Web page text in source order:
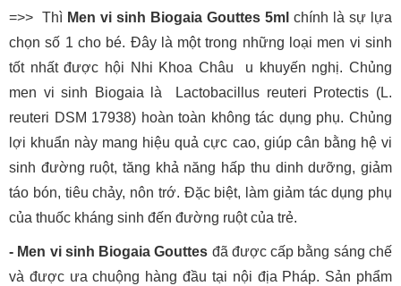
=>> Thì Men vi sinh Biogaia Gouttes 5ml chính là sự lựa
chọn số 1 cho bé. Đây là một trong những loại men vi sinh
tốt nhất được hội Nhi Khoa Châu u khuyến nghị. Chủng
men vi sinh Biogaia là Lactobacillus reuteri Protectis (L.
reuteri DSM 17938) hoàn toàn không tác dụng phụ. Chủng
lợi khuẩn này mang hiệu quả cực cao, giúp cân bằng hệ vi
sinh đường ruột, tăng khả năng hấp thu dinh dưỡng, giảm
táo bón, tiêu chảy, nôn trớ. Đặc biệt, làm giảm tác dụng phụ
của thuốc kháng sinh đến đường ruột của trẻ.
- Men vi sinh Biogaia Gouttes đã được cấp bằng sáng chế
và được ưa chuộng hàng đầu tại nội địa Pháp. Sản phẩm